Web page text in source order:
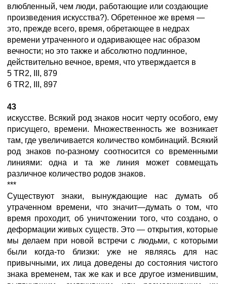
влюбленный, чем люди, работающие или создающие
произведения искусства?). Обретенное же время —
это, прежде всего, время, обретающее в недрах
времени утраченного и одаривающее нас образом
вечности; но это также и абсолютно подлинное,
действительно вечное, время, что утверждается в
5 TR2, III, 879
6 TR2, III, 897
43
искусстве. Всякий род знаков носит черту особого, ему
присущего, времени. Множественность же возникает
там, где увеличивается количество комбинаций. Всякий
род знаков по-разному соотносится со временными
линиями: одна и та же линия может совмещать
различное количество родов знаков.
***
Существуют знаки, вынуждающие нас думать об
утраченном времени, что значит—думать о том, что
время проходит, об уничтожении того, что создано, о
деформации живых существ. Это — открытия, которые
мы делаем при новой встречи с людьми, с которыми
были когда-то близки: уже не являясь для нас
привычными, их лица доведены до состояния чистого
знака временем, так же как и все другое изменившим,